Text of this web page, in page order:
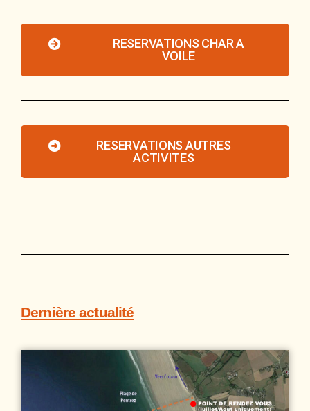
RESERVATIONS CHAR A
VOILE
RESERVATIONS AUTRES
ACTIVITES
Dernière actualité